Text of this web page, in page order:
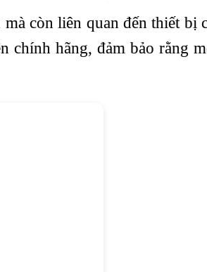
còn liên quan đến thiết bị
hãng, đảm bảo rằng